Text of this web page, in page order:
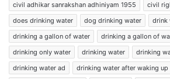
civil adhikar sanrakshan adhiniyam 1955
civil
does drinking water
dog drinking water drink
drinking a gallon of water
drinking a gallon of
drinking only water
drinking water
drinking
drinking water ad
drinking water after waking up